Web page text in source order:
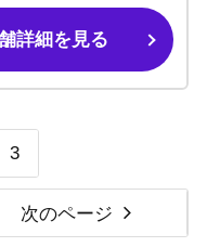
詳細を見る
3
次のページ